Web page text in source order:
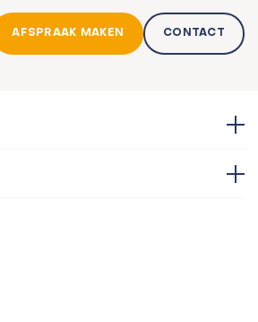
AFSPRAAK MAKEN CONTACT